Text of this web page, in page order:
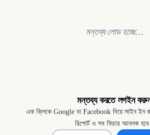
মন্তব্য লোড হচ্ছে…
মন্তব্য করতে লগইন
এক ক্লিকে Google বা Facebook দিয়ে সাইন ইন
রিপোর্ট ও সব ফিচার আনলক